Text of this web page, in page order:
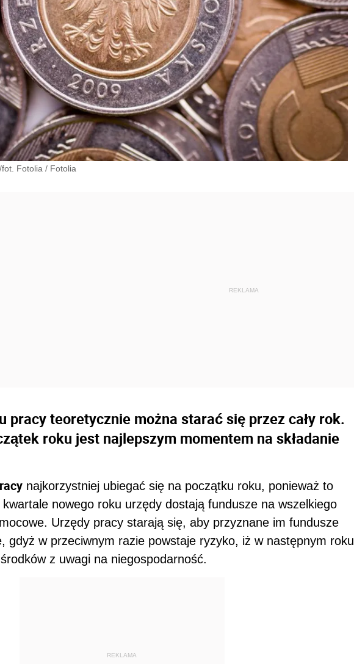
Fotolia / Fotolia
pracy teoretycznie można starać się przez cały rok.
roku jest najlepszym momentem na składanie
najkorzystniej ubiegać się na początku roku, ponieważ to
kwartale nowego roku urzędy dostają fundusze na wszelkiego
Urzędy pracy starają się, aby przyznane im fundusze
gdyż w przeciwnym razie powstaje ryzyko, iż w następnym roku
z uwagi na niegospodarność.
REKLAMA